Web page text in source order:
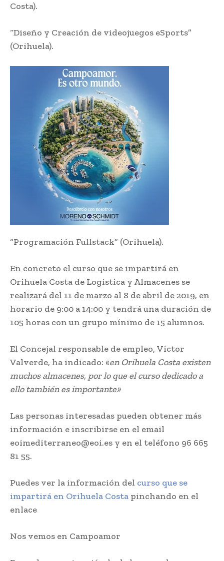
Costa).
“Diseño y Creación de videojuegos eSports”
(Orihuela).
“Programación Fullstack” (Orihuela).
En concreto el curso que se impartirá en
Orihuela Costa de Logistica y Almacenes se
realizará del 11 de marzo al 8 de abril de 2019, en
horario de 9:00 a 14:00 y tendrá una duración de
105 horas con un grupo mínimo de 15 alumnos.
El Concejal responsable de empleo, Víctor
Valverde, ha indicado: «en Orihuela Costa existen
muchos almacenes, por lo que el curso dedicado a
ello también es importante»
Las personas interesadas pueden obtener más
información e inscribirse en el email
eoimediterraneo@eoi.es y en el teléfono 96 665
81 55.
Puedes ver la información del curso que se
impartirá en Orihuela Costa pinchando en el
enlace
Nos vemos en Campoamor